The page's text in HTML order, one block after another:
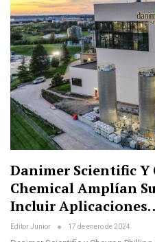
Danimer Scientific
Chemical Amplían
Incluir
Editor Junior 17 de enero de 2024